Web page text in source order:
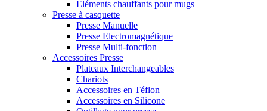
Eléments chauffants pour mugs
Presse à casquette
Presse Manuelle
Presse Electromagnétique
Presse Multi-fonction
Accessoires Presse
Plateaux Interchangeables
Chariots
Accessoires en Téflon
Accessoires en Silicone